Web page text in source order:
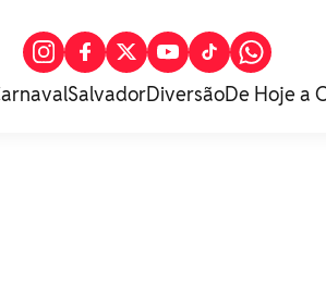
SalvadorDiversãoDe Hoje a